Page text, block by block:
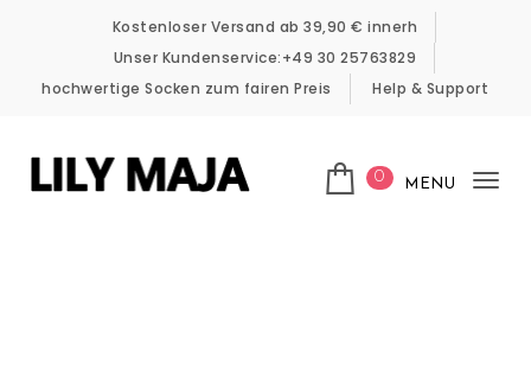
Kostenloser Versand ab 39,90 € innerh
Unser Kundenservice:+49 30 25763829
hochwertige Socken zum fairen Preis
Help & Support
0 MENU